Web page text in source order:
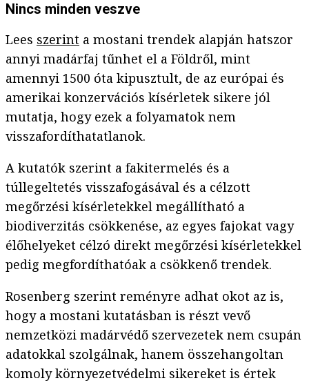
Nincs minden veszve
Lees szerint a mostani trendek alapján hatszor
annyi madárfaj tűnhet el a Földről, mint
amennyi 1500 óta kipusztult, de az európai és
amerikai konzervációs kísérletek sikere jól
mutatja, hogy ezek a folyamatok nem
visszafordíthatatlanok.
A kutatók szerint a fakitermelés és a
túllegeltetés visszafogásával és a célzott
megőrzési kísérletekkel megállítható a
biodiverzitás csökkenése, az egyes fajokat vagy
élőhelyeket célzó direkt megőrzési kísérletekkel
pedig megfordíthatóak a csökkenő trendek.
Rosenberg szerint reményre adhat okot az is,
hogy a mostani kutatásban is részt vevő
nemzetközi madárvédő szervezetek nem csupán
adatokkal szolgálnak, hanem összehangoltan
komoly környezetvédelmi sikereket is értek